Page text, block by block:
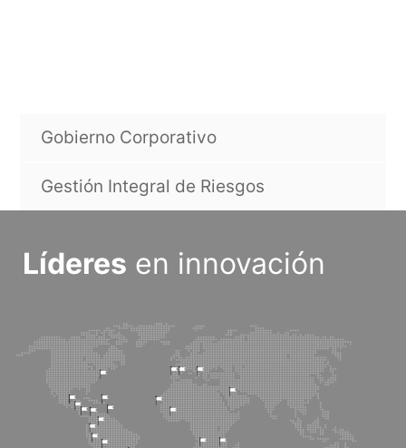
Gobierno Corporativo
Gestión Integral de Riesgos
Líderes en innovación